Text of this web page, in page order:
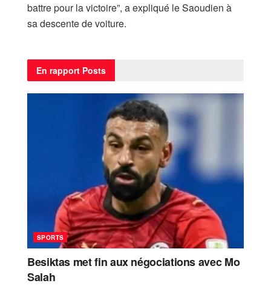
battre pour la victoire”, a expliqué le Saoudien à
sa descente de voiture.
En rapport Posts
SPORTS
Besiktas met fin aux négociations avec Mo
Salah